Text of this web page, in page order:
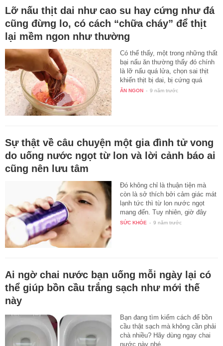
Lỡ nấu thịt dai như cao su hay cứng như đá
cũng đừng lo, có cách “chữa cháy” để thịt
lại mềm ngon như thường
Có thể thấy, một trong những thất
bại nấu ăn thường thấy đó chính
là lỡ nấu quá lửa, chọn sai thịt
khiến thịt bị dai, bị cứng quá
mức…
ĂN NGON - 9 năm trước
Sự thật về câu chuyện một gia đình tử vong
do uống nước ngọt từ lon và lời cảnh báo ai
cũng nên lưu tâm
Đó không chỉ là thuận tiện mà
còn là sở thích bởi cảm giác mát
lạnh tức thì từ lon nước ngọt
mang đến. Tuy nhiên, giờ đây
đã…
SỨC KHỎE - 9 năm trước
Ai ngờ chai nước bạn uống mỗi ngày lại có
thể giúp bồn cầu trắng sạch như mới thế
này
Bạn đang tìm kiếm cách để bồn
cầu thật sạch mà không cần phải
chà nhiều? Hãy dùng ngay chai
nước này nhé.